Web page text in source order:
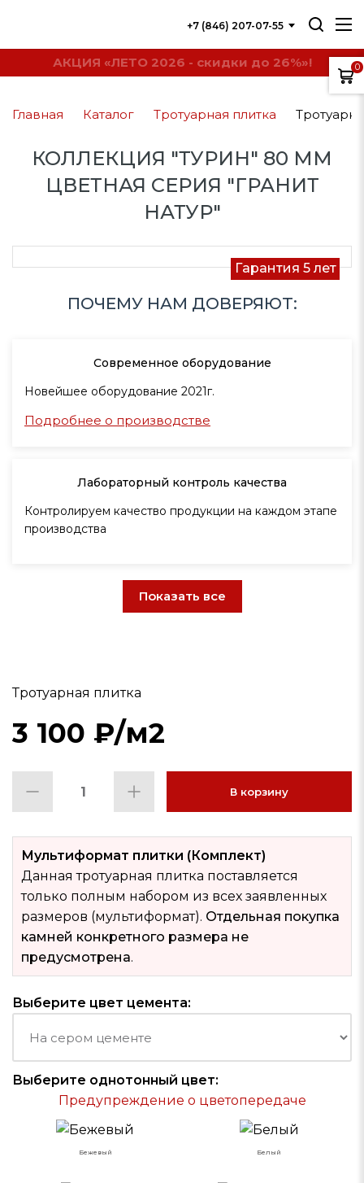
АКЦИЯ «ЛЕТО 2026 - скидки до 26%»!
+7 (846) 207-07-55
0
Главная Каталог Тротуарная плитка
КОЛЛЕКЦИЯ "ТУРИН" 80 ММ
ЦВЕТНАЯ СЕРИЯ "ГРАНИТ
НАТУР"
Гарантия 5 лет
ПОЧЕМУ НАМ ДОВЕРЯЮТ:
Современное оборудование
Новейшее оборудование 2021г.
Подробнее о производстве
Лабораторный контроль качества
Контролируем качество продукции на каждом этапе
производства
Показать все
Тротуарная плитка
3 100 ₽/м2
В корзину
Мультиформат плитки (Комплект)
Данная тротуарная плитка поставляется
только полным набором из всех заявленных
размеров (мультиформат). Отдельная покупка
камней конкретного размера не
предусмотрена.
Выберите цвет цемента:
Выберите однотонный цвет:
Предупреждение о цветопередаче
Бежевый Белый